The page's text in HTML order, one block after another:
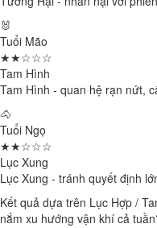
🐰
Tuổi Mão
★★☆☆☆
Tam Hình
Tam Hình - quan hệ rạn nứt,
🐴
Tuổi Ngọ
★★☆☆☆
Lục Xung
Lục Xung - tránh quyết định
Kết quả dựa trên Lục Hợp /
nắm xu hướng vận khí cả